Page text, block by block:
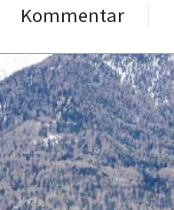
Kommentar